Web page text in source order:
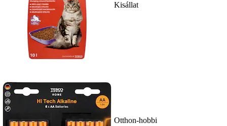
Kisállat
Otthon-hobbi